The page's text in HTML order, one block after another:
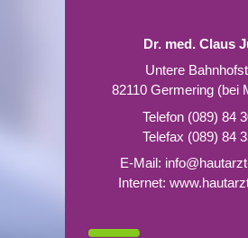
Dr. med. Claus
Untere
82110 Germering (bei
Telefon (089) 84
Telefax (089) 84
E-Mail:
Internet: